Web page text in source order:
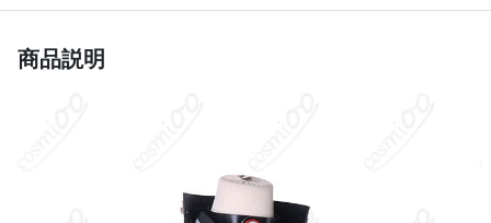
装バージョン":"初期衣装（戦闘服）
（製造ロットによってセット内容が変更さ
れる場合があります）
商品説明